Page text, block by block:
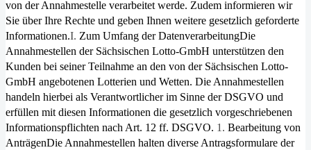
von der Annahmestelle verarbeitet werde. Zudem infor­mieren wir
Sie über Ihre Rechte und geben Ihnen weitere gesetzlich geforderte
Informationen.I. Zum Umfang der DatenverarbeitungDie
Annahmestellen der Sächsischen Lotto-GmbH unterstützen den
Kunden bei seiner Teilnahme an den von der Säch­sischen Lotto-
GmbH angebotenen Lotterien und Wetten. Die Annahmestellen
handeln hierbei als Verantwortlicher im Sinne der DSGVO und
erfüllen mit diesen Informationen die gesetzlich vorgeschriebenen
Informationspflichten nach Art. 12 ff. DSGVO. 1. Bearbeitung von
AnträgenDie Annahmestellen halten diverse Antragsformulare der